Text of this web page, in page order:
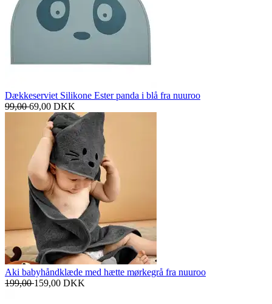
Dækkeserviet Silikone Ester panda i blå fra nuuroo
99,0069,00 DKK
Aki babyhåndklæde med hætte mørkegrå fra nuuroo
199,00159,00 DKK